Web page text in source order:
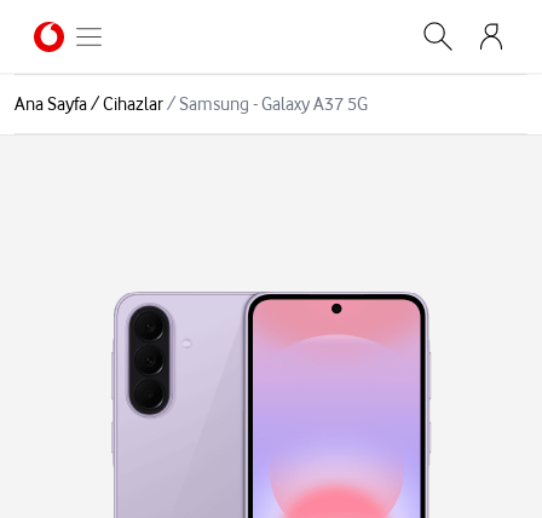
Ana Sayfa/Cihazlar/Samsung - Galaxy A37 5G